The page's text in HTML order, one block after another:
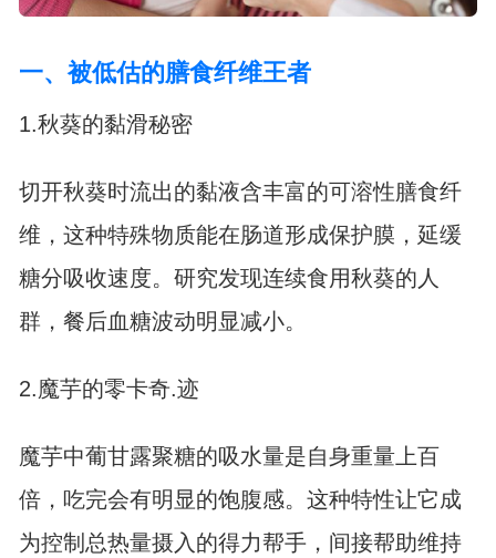
一、被低估的膳食纤维王者
1.秋葵的黏滑秘密
切开秋葵时流出的黏液含丰富的可溶性膳食纤
维，这种特殊物质能在肠道形成保护膜，延缓
糖分吸收速度。研究发现连续食用秋葵的人
群，餐后血糖波动明显减小。
2.魔芋的零卡奇.迹
魔芋中葡甘露聚糖的吸水量是自身重量上百
倍，吃完会有明显的饱腹感。这种特性让它成
为控制总热量摄入的得力帮手，间接帮助维持